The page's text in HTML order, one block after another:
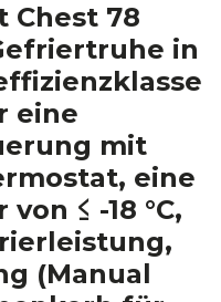
Chest 78
in
eine
mit
eine
≤ -18 °C,
(Manual